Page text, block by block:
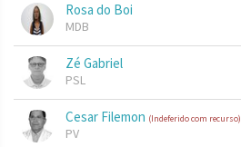
Rosa do Boi
MDB
Zé Gabriel
PSL
Cesar Filemon (Indeferido com recurso)
PV